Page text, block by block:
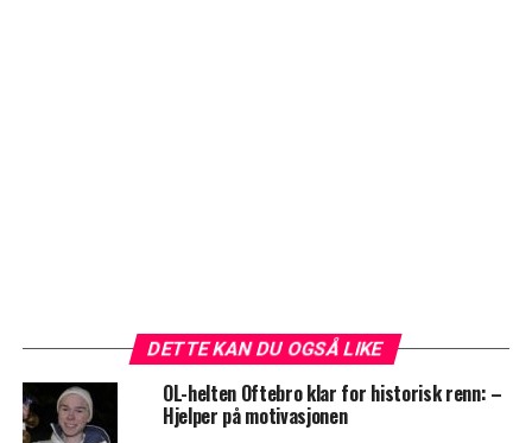
DETTE KAN DU OGSÅ LIKE
OL-helten Oftebro klar for historisk renn: –
Hjelper på motivasjonen